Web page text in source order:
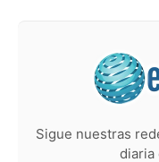
Sigue nuestras
diaria